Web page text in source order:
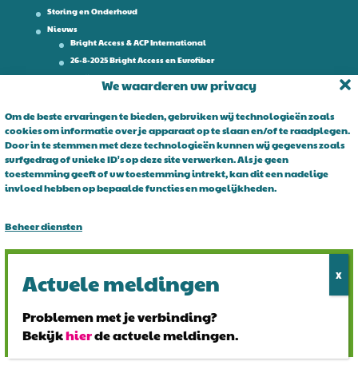
We waarderen uw privacy
Om de beste ervaringen te bieden, gebruiken wij technologieën zoals
cookies om informatie over je apparaat op te slaan en/of te raadplegen.
Door in te stemmen met deze technologieën kunnen wij gegevens zoals
surfgedrag of unieke ID's op deze site verwerken. Als je geen
toestemming geeft of uw toestemming intrekt, kan dit een nadelige
invloed hebben op bepaalde functies en mogelijkheden.
Beheer diensten
Bekijk voorkeuren
Storing en Onderhoud
Nieuws
Bright Access & ACP International
26-8-2025 Bright Access en Eurofiber
Werken bij
Over Bright Access
Glasvezel voor ondernemers. Al 15 jaar is Bright Access dé glasvezel
leverancier voor ondernemend Nederland. Bright Access maakt
glasvezel voor iedereen toegankelijk. De vraag is niet of u overstapt
Problemen met je verbinding?
Bekijkhierde actuele meldingen.